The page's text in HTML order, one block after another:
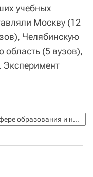
учебных
Москву (12
Челябинскую
область (5 вузов),
Эксперимент
Федеральная служба по надзору в сфере образования и науки (Рособрнадзор)